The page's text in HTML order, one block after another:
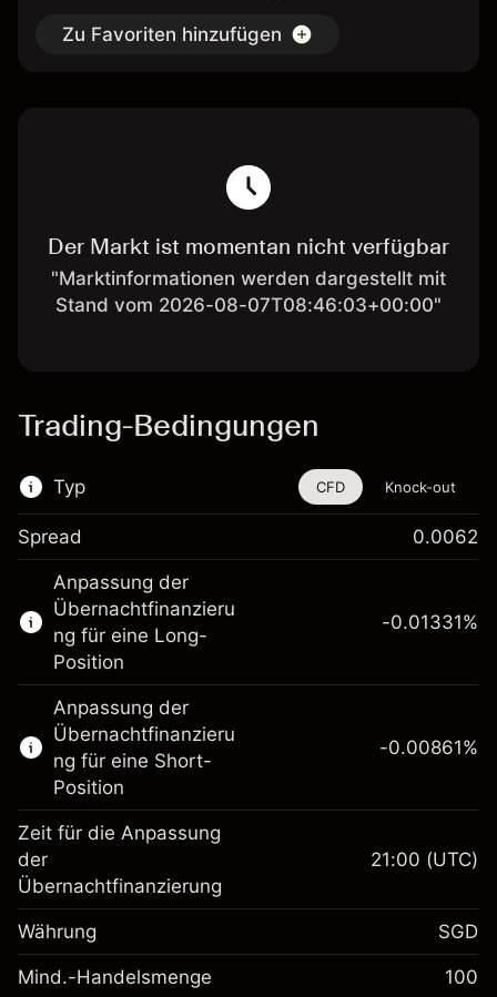
Zu Favoriten hinzufügen
Der Markt ist momentan nicht verfügbar
"Marktinformationen werden dargestellt mit
Stand vom 2026-08-07T08:46:03+00:00"
Trading-Bedingungen
Typ
Dieses Finanzinstrument steht für das Traden
über CFDs und Knock-outs zur Verfügung.
Erfahren Sie mehr über:
CFDs
Knock-outs
CFD Knock-out
Spread 0.0062
Anpassung der
Übernachtfinanzieru
ng für eine Long-
Position
SGD 1,000.00
Anpassung der
Übernachtfinanzierung
Gebühren aus
Positionswert
%
-0.01331%
Anpassung der
Übernachtfinanzieru
ng für eine Short-
Position
Margin. Ihre Investition
SGD 1,000.00
-0.00861%
Zeit für die Anpassung
der
Übernachtfinanzierung
21:00 (UTC)
Währung SGD
Mind.-Handelsmenge 100